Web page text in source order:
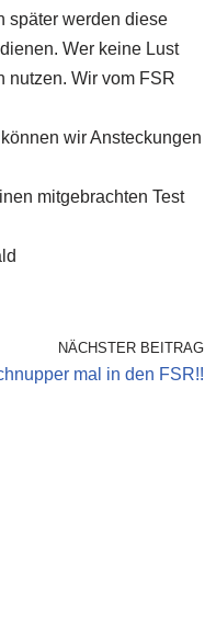
später werden diese
Wer keine Lust
nutzen. Wir vom FSR
wir Ansteckungen
mitgebrachten Test
NÄCHSTER BEITRAG
mal in den FSR!!